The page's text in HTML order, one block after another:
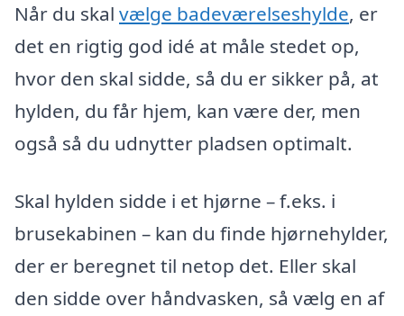
Når du skal vælge badeværelseshylde, er
det en rigtig god idé at måle stedet op,
hvor den skal sidde, så du er sikker på, at
hylden, du får hjem, kan være der, men
også så du udnytter pladsen optimalt.
Skal hylden sidde i et hjørne – f.eks. i
brusekabinen – kan du finde hjørnehylder,
der er beregnet til netop det. Eller skal
den sidde over håndvasken, så vælg en af